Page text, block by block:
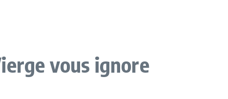
vous ignore